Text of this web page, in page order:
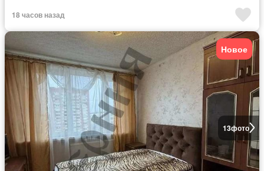
18 часов назад
13фото
Новое